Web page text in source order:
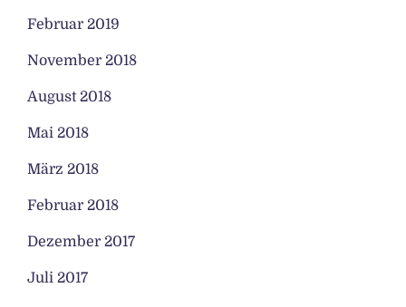
Februar 2019
November 2018
August 2018
Mai 2018
März 2018
Februar 2018
Dezember 2017
Juli 2017